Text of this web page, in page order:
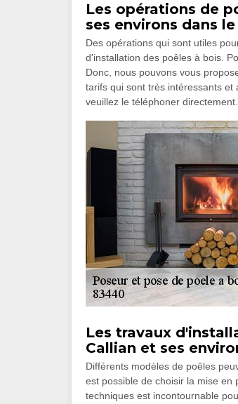
Les opérations de
ses environs dans
Des opérations qui sont utiles
d'installation des poêles à bois.
Donc, nous pouvons vous
tarifs qui sont très intéressants et
veuillez le téléphoner directement.
Les travaux
Callian et ses
Différents modèles de poêles
est possible de choisir la mise
techniques est incontournable